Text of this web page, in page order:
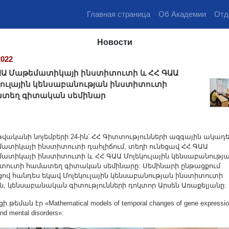
Главная страница Об Академии
Новости
Մաթեմատիկայի ինստիտուտի և ՀՀ ԳԱԱ
կենսաբանության ինստիտուտի
գիտական սեմինար
նոյեմբերի 24-ին՝ ՀՀ Գիտտությունների ազգային
ինստիտուտի դահլիճում, տեղի ունեցավ ՀՀ ԳԱԱ
ինստիտուտի և ՀՀ ԳԱԱ Մոլեկուլային
համատեղ գիտական սեմինարը: Սեմինարի ընթացքում
հանդես եկավ Մոլեկուլային կենսաբանության ինստիտուտի
կենսաբանական գիտությունների դոկտոր Արսեն Առաքելյանը:
թեման էր «Mathematical models of temporal changes of gene
mental disorders»: